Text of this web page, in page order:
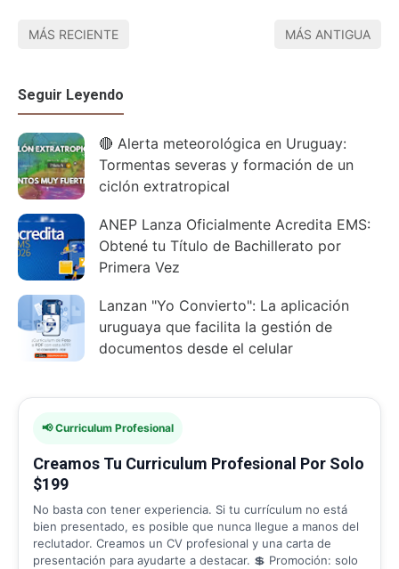
MÁS RECIENTE MÁS ANTIGUA
Seguir Leyendo
🔴 Alerta meteorológica en Uruguay:
Tormentas severas y formación de un
ciclón extratropical
ANEP Lanza Oficialmente Acredita EMS:
Obtené tu Título de Bachillerato por
Primera Vez
Lanzan "Yo Convierto": La aplicación
uruguaya que facilita la gestión de
documentos desde el celular
📢 Curriculum Profesional
Creamos Tu Curriculum Profesional Por Solo
$199
No basta con tener experiencia. Si tu currículum no está
bien presentado, es posible que nunca llegue a manos del
reclutador. Creamos un CV profesional y una carta de
presentación para ayudarte a destacar. 💲 Promoción: solo